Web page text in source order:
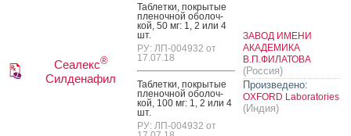
Сеалекс®
Силденафил
Таб­летки, пок­ры­тые
пле­ноч­ной обо­лоч­
кой, 50 мг: 1, 2 или 4
шт.
РУ: ЛП-004932 от
17.07.18
Таб­летки, пок­ры­тые
пле­ноч­ной обо­лоч­
кой, 100 мг: 1, 2 или 4
шт.
РУ: ЛП-004932 от
ЗАВОД ИМЕНИ
АКАДЕМИКА
В.П.ФИЛАТОВА
(Россия)
Произведено:
OXFORD Laboratories
(Индия)